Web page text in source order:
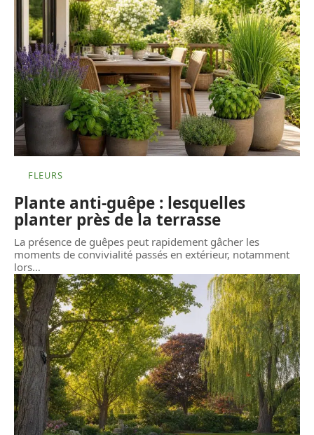
FLEURS
Plante anti-guêpe : lesquelles
planter près de la terrasse
La présence de guêpes peut rapidement gâcher les
moments de convivialité passés en extérieur, notamment
lors…